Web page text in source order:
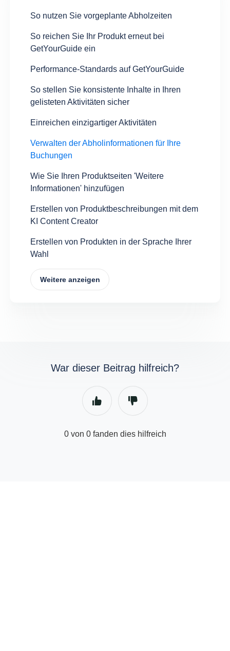
So nutzen Sie vorgeplante Abholzeiten
So reichen Sie Ihr Produkt erneut bei
GetYourGuide ein
Performance-Standards auf GetYourGuide
So stellen Sie konsistente Inhalte in Ihren
gelisteten Aktivitäten sicher
Einreichen einzigartiger Aktivitäten
Verwalten der Abholinformationen für Ihre
Buchungen
Wie Sie Ihren Produktseiten 'Weitere
Informationen' hinzufügen
Erstellen von Produktbeschreibungen mit dem
KI Content Creator
Erstellen von Produkten in der Sprache Ihrer
Wahl
Weitere anzeigen
War dieser Beitrag hilfreich?
0 von 0 fanden dies hilfreich